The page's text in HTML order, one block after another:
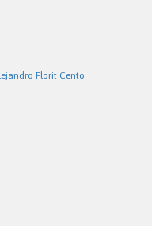
Florit Cento